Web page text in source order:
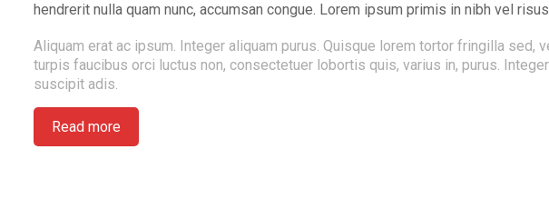
hendrerit nulla quam nunc, accumsan congue. Lorem ipsum primis in nibh vel
Aliquam erat ac ipsum. Integer aliquam purus. Quisque lorem tortor fringilla
turpis faucibus orci luctus non, consectetuer lobortis quis, varius in, purus.
suscipit adis.
Read more